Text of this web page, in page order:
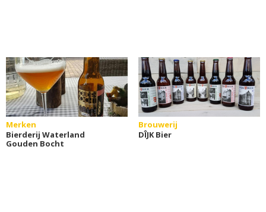
Merken
Bierderij Waterland
Gouden Bocht
Brouwerij
DÎJK Bier